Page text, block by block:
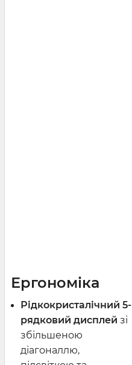
Ергономіка
Рідкокристалічний 5-
рядковий дисплей зі
збільшеною
діагоналлю,